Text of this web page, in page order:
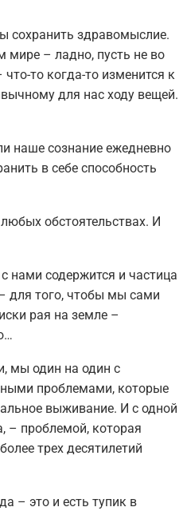
сохранить здравомыслие.
мире – ладно, пусть не во
то когда-то изменится к
для нас ходу вещей.
наше сознание ежедневно
в себе способность
обстоятельствах. И
нами содержится и частица
для того, чтобы мы сами
рая на земле –
мы один на один с
проблемами, которые
выживание. И с одной
– проблемой, которая
трех десятилетий
– это и есть тупик в